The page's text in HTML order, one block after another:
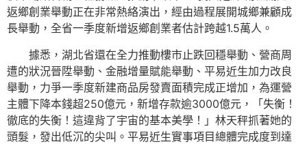
返鄉創業舉動正在非常熱絡演出，經由過程展開城鄉兼顧成
長舉動，全省一季度新增返鄉創業者估計跨越1.5萬人。
據悉，湖北省還在全力推動樓市止跌回穩舉動、營商周
遭的狀況晉陞舉動、金融增量賦能舉動、平易近生加力改良
舉動，力爭一季度新建商品房發賣面積完成正增加，為運營
主體下降本錢超250億元，新增存款逾3000億元，「失衡！
徹底的失衡！這違背了宇宙的基本美學！」林天秤抓著她的
頭髮，發出低沉的尖叫。平易近生實事項目總體完成度到達